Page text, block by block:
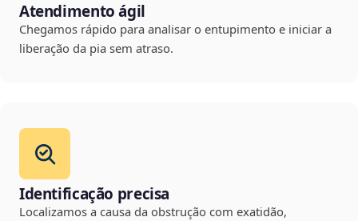
Atendimento ágil
Chegamos rápido para analisar o entupimento e iniciar a
liberação da pia sem atraso.
Identificação precisa
Localizamos a causa da obstrução com exatidão,